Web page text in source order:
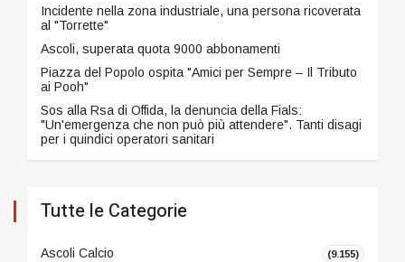
Incidente nella zona industriale, una persona ricoverata
al "Torrette"
Ascoli, superata quota 9000 abbonamenti
Piazza del Popolo ospita "Amici per Sempre – Il Tributo
ai Pooh"
Sos alla Rsa di Offida, la denuncia della Fials:
"Un'emergenza che non può più attendere". Tanti disagi
per i quindici operatori sanitari
Tutte le Categorie
Ascoli Calcio (9.155)